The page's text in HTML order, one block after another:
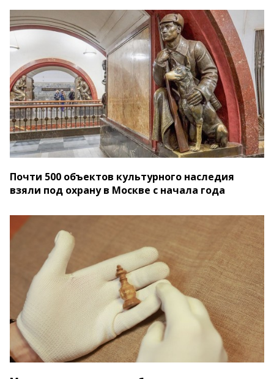
Почти 500 объектов культурного наследия
взяли под охрану в Москве с начала года